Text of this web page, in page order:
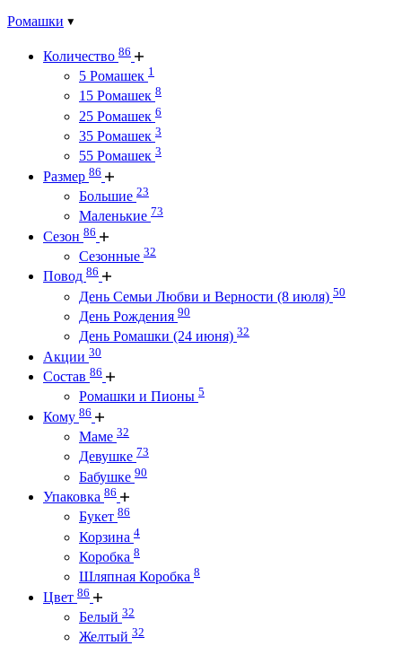
Ромашки
Количество 86
5 Ромашек 1
15 Ромашек 8
25 Ромашек 6
35 Ромашек 3
55 Ромашек 3
Размер 86
Большие 23
Маленькие 73
Сезон 86
Сезонные 32
Повод 86
День Семьи Любви и Верности (8 июля) 50
День Рождения 90
День Ромашки (24 июня) 32
Акции 30
Состав 86
Ромашки и Пионы 5
Кому 86
Маме 32
Девушке 73
Бабушке 90
Упаковка 86
Букет 86
Корзина 4
Коробка 8
Шляпная Коробка 8
Цвет 86
Белый 32
Желтый 32